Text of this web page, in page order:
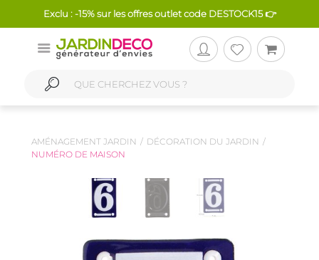
Exclu : -15% sur les offres outlet code DESTOCK15 👉
AMÉNAGEMENT JARDIN
DÉCORATION DU JARDIN
NUMÉRO DE MAISON